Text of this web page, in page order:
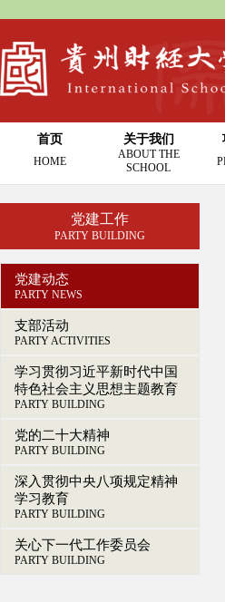
首页
HOME
关于我们
ABOUT THE
SCHOOL
党建工作
PARTY BUILDING
党建动态
PARTY NEWS
支部活动
PARTY ACTIVITIES
学习贯彻习近平新时代中国
特色社会主义思想主题教育
PARTY BUILDING
党的二十大精神
PARTY BUILDING
深入贯彻中央八项规定精神
学习教育
PARTY BUILDING
关心下一代工作委员会
PARTY BUILDING